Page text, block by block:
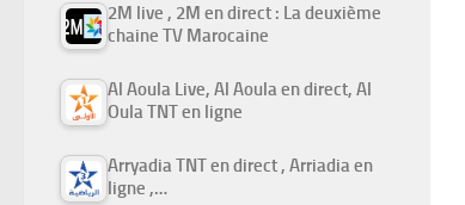
2M live , 2M en direct : La deuxième
chaine TV Marocaine
Al Aoula Live, Al Aoula en direct, Al
Oula TNT en ligne
Arryadia TNT en direct , Arriadia en
ligne ,…